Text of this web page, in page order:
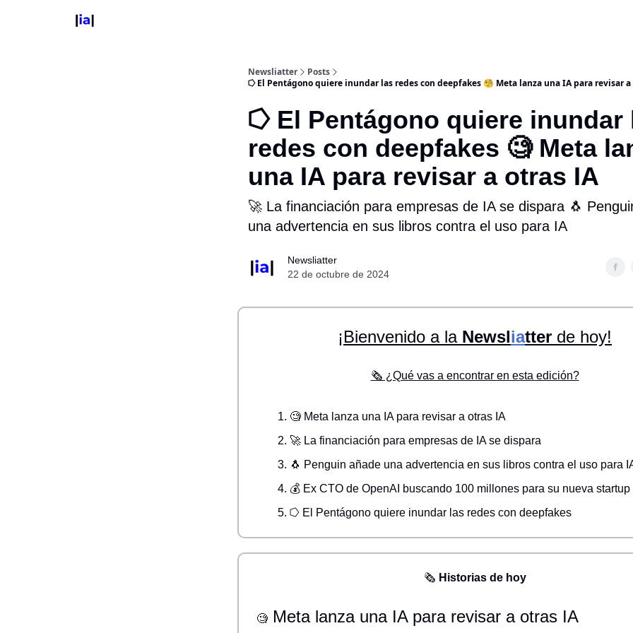
Newsliatter
Posts
⭔ El Pentágono quiere inundar las redes con deepfakes 🧐 Meta lanza una IA para revisar
⭔ El Pentágono quiere inundar
redes con deepfakes 🧐 Meta
una IA para revisar a otras IA
🚀 La financiación para empresas de IA se dispara 🐧
una advertencia en sus libros contra el uso para IA
Newsliatter
22 de octubre de 2024
¡Bienvenido a la Newsliatter de hoy!
🗞️ ¿Qué vas a encontrar en esta edición?
🧐 Meta lanza una IA para revisar a otras IA
🚀 La financiación para empresas de IA se dispara
🐧 Penguin añade una advertencia en sus libros contra el uso para
💰 Ex CTO de OpenAI buscando 100 millones para su nueva startup
⭔ El Pentágono quiere inundar las redes con deepfakes
🗞️ Historias de hoy
🧐 Meta lanza una IA para revisar a otras IA